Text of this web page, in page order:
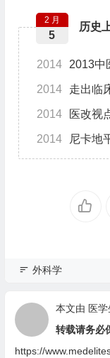
历史
2 月
5
2014 2013中
2014 走出临
2014 医改视
2014 尼卡地
外科学
本文由 医学
转载请务必
https://